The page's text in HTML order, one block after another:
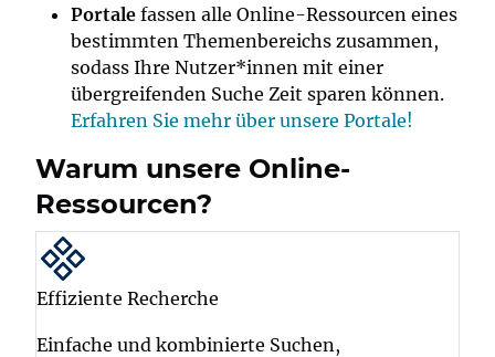
Portale fassen alle Online-Ressourcen eines
bestimmten Themenbereichs zusammen,
sodass Ihre Nutzer*innen mit einer
übergreifenden Suche Zeit sparen können.
Erfahren Sie mehr über unsere Portale!
Warum unsere Online-
Ressourcen?
Effiziente Recherche
Einfache und kombinierte Suchen,